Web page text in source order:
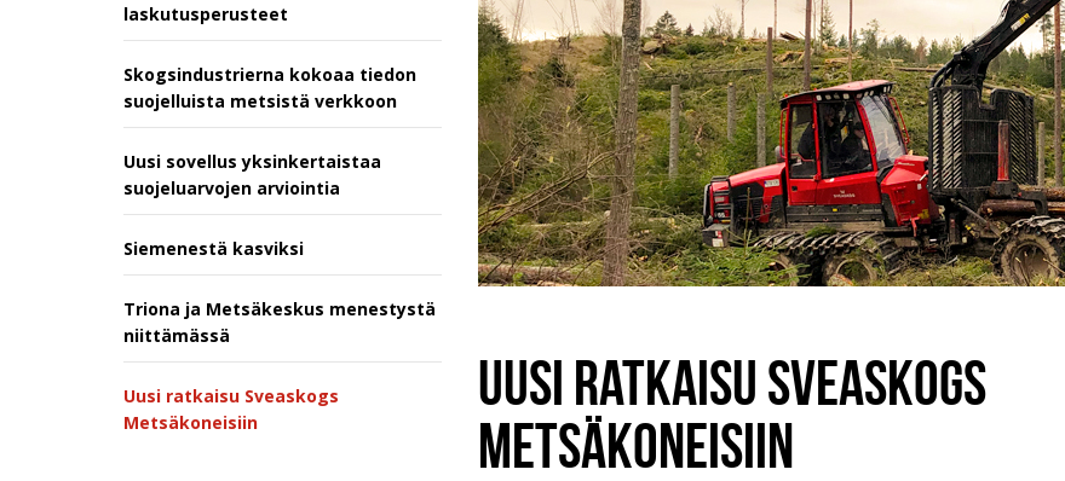
laskutusperusteet
Skogsindustrierna kokoaa tiedon
suojelluista metsistä verkkoon
Uusi sovellus yksinkertaistaa
suojeluarvojen arviointia
Siemenestä kasviksi
Triona ja Metsäkeskus menestystä
niittämässä
Uusi ratkaisu Sveaskogs
Metsäkoneisiin
UUSI RATKAISU SVEASKOGS
METSÄKONEISIIN